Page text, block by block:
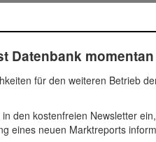
auf Sylt II
Einfamilienhauses
Euro
Datenbank
für den weiteren Betrieb
den kostenfreien Newsletter
eines neuen Marktreports